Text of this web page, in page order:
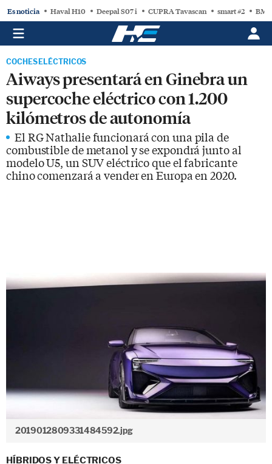
Es noticia Haval H10 Deepal S07 i CUPRA Tavascan smart #2
COCHES ELÉCTRICOS
Aiways presentará en Ginebra un
supercoche eléctrico con 1.200
kilómetros de autonomía
El RG Nathalie funcionará con una pila de
combustible de metanol y se expondrá junto al
modelo U5, un SUV eléctrico que el fabricante
chino comenzará a vender en Europa en 2020.
2019012809331484592.jpg
HÍBRIDOS Y ELÉCTRICOS